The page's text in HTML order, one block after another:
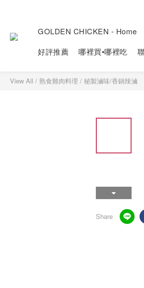
GOLDEN CHICKEN - Home
好評推薦
哪裡買•哪裡吃
View All / 熟食雞肉料理 / 秘製滷味/香鍋辣滷
Share